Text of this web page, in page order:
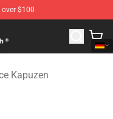
$100
Merchandise Shop
Kapuzen